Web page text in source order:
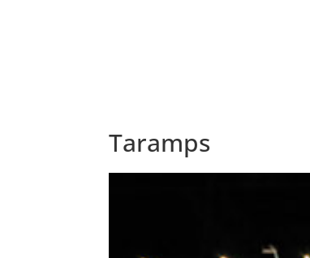
Taramps